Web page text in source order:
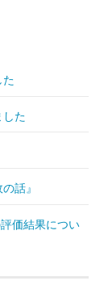
た
話』
価結果につい